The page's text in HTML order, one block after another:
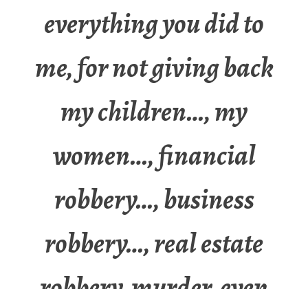
everything you did to
me, for not giving back
my children…, my
women…, financial
robbery…, business
robbery…, real estate